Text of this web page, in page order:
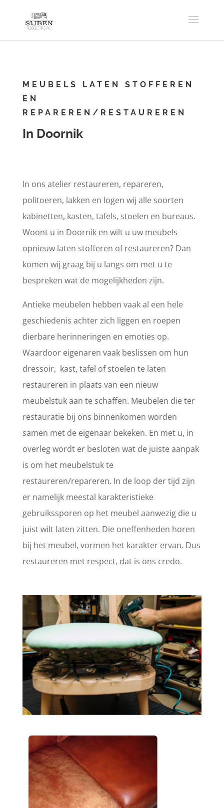
MEUBELS LATEN STOFFEREN
EN
REPAREREN/RESTAUREREN
In Doornik
In ons atelier restaureren, repareren,
politoeren, lakken en logen wij alle soorten
kabinetten, kasten, tafels, stoelen en bureaus.
Woont u in Doornik en wilt u uw meubels
opnieuw laten stofferen of restaureren? Dan
komen wij graag bij u langs om met u te
bespreken wat de mogelijkheden zijn.
Antieke meubelen hebben vaak al een hele
geschiedenis achter zich liggen en roepen
dierbare herinneringen en emoties op.
Waardoor eigenaren vaak beslissen om hun
dressoir, kast, tafel of stoelen te laten
restaureren in plaats van een nieuw
meubelstuk aan te schaffen. Meubelen die ter
restauratie bij ons binnenkomen worden
samen met de eigenaar bekeken. En met u, in
overleg wordt er besloten wat de juiste aanpak
is om het meubelstuk te
restaureren/repareren. In de loop der tijd zijn
er namelijk meestal karakteristieke
gebruikssporen op het meubel aanwezig die u
juist wilt laten zitten. Die oneffenheden horen
bij het meubel, vormen het karakter ervan. Dus
restaureren met respect, dat is ons credo.